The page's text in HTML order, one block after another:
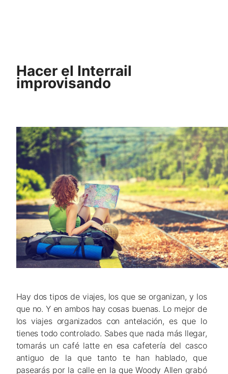
Hacer el Interrail
improvisando
Hay dos tipos de viajes, los que se organizan, y los
que no. Y en ambos hay cosas buenas. Lo mejor de
los viajes organizados con antelación, es que lo
tienes todo controlado. Sabes que nada más llegar,
tomarás un café latte en esa cafetería del casco
antiguo de la que tanto te han hablado, que
pasearás por la calle en la que Woody Allen grabó